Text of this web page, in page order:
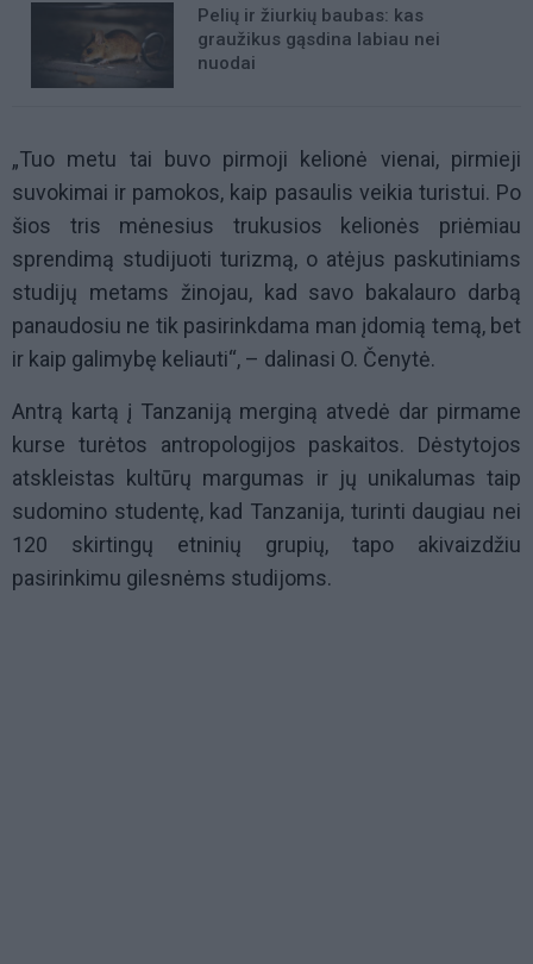
Pelių ir žiurkių baubas: kas
graužikus gąsdina labiau nei
nuodai
„Tuo metu tai buvo pirmoji kelionė vienai, pirmieji
suvokimai ir pamokos, kaip pasaulis veikia turistui. Po
šios tris mėnesius trukusios kelionės priėmiau
sprendimą studijuoti turizmą, o atėjus paskutiniams
studijų metams žinojau, kad savo bakalauro darbą
panaudosiu ne tik pasirinkdama man įdomią temą, bet
ir kaip galimybę keliauti“, – dalinasi O. Čenytė.
Antrą kartą į Tanzaniją merginą atvedė dar pirmame
kurse turėtos antropologijos paskaitos. Dėstytojos
atskleistas kultūrų margumas ir jų unikalumas taip
sudomino studentę, kad Tanzanija, turinti daugiau nei
120 skirtingų etninių grupių, tapo akivaizdžiu
pasirinkimu gilesnėms studijoms.